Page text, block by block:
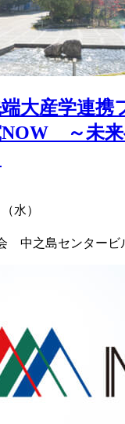
大産学連携
NOW ～未
水）
中之島センタービ